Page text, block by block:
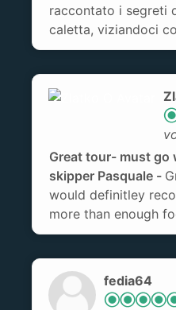
raccontato i segreti
caletta, viziandoci
frutta fresca.
che resterà sempre
Great tour- must go
skipper Pasquale
would definitley
more than enough
best part was
fedia64